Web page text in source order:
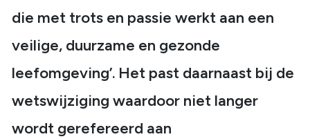
die met trots en passie werkt aan een
veilige, duurzame en gezonde
leefomgeving’. Het past daarnaast bij de
wetswijziging waardoor niet langer
wordt gerefereerd aan